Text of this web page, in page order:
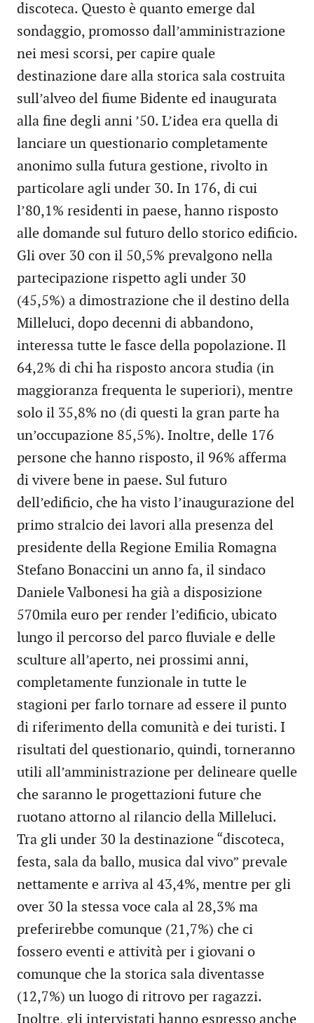
discoteca. Questo è quanto emerge dal
sondaggio, promosso dall’amministrazione
nei mesi scorsi, per capire quale
destinazione dare alla storica sala costruita
sull’alveo del fiume Bidente ed inaugurata
alla fine degli anni ’50. L’idea era quella di
lanciare un questionario completamente
anonimo sulla futura gestione, rivolto in
particolare agli under 30. In 176, di cui
l’80,1% residenti in paese, hanno risposto
alle domande sul futuro dello storico edificio.
Gli over 30 con il 50,5% prevalgono nella
partecipazione rispetto agli under 30
(45,5%) a dimostrazione che il destino della
Milleluci, dopo decenni di abbandono,
interessa tutte le fasce della popolazione. Il
64,2% di chi ha risposto ancora studia (in
maggioranza frequenta le superiori), mentre
solo il 35,8% no (di questi la gran parte ha
un’occupazione 85,5%). Inoltre, delle 176
persone che hanno risposto, il 96% afferma
di vivere bene in paese. Sul futuro
dell’edificio, che ha visto l’inaugurazione del
primo stralcio dei lavori alla presenza del
presidente della Regione Emilia Romagna
Stefano Bonaccini un anno fa, il sindaco
Daniele Valbonesi ha già a disposizione
570mila euro per render l’edificio, ubicato
lungo il percorso del parco fluviale e delle
sculture all’aperto, nei prossimi anni,
completamente funzionale in tutte le
stagioni per farlo tornare ad essere il punto
di riferimento della comunità e dei turisti. I
risultati del questionario, quindi, torneranno
utili all’amministrazione per delineare quelle
che saranno le progettazioni future che
ruotano attorno al rilancio della Milleluci.
Tra gli under 30 la destinazione “discoteca,
festa, sala da ballo, musica dal vivo” prevale
nettamente e arriva al 43,4%, mentre per gli
over 30 la stessa voce cala al 28,3% ma
preferirebbe comunque (21,7%) che ci
fossero eventi e attività per i giovani o
comunque che la storica sala diventasse
(12,7%) un luogo di ritrovo per ragazzi.